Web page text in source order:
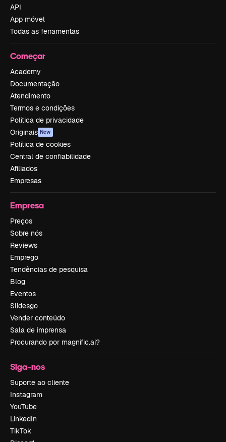
API
App móvel
Todas as ferramentas
Começar
Academy
Documentação
Atendimento
Termos e condições
Política de privacidade
Originais New
Política de cookies
Central de confiabilidade
Afiliados
Empresas
Empresa
Preços
Sobre nós
Reviews
Emprego
Tendências de pesquisa
Blog
Eventos
Slidesgo
Vender conteúdo
Sala de imprensa
Procurando por magnific.ai?
Siga-nos
Suporte ao cliente
Instagram
YouTube
LinkedIn
TikTok